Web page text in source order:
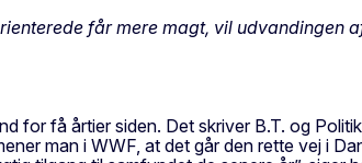
får mere magt, vil udvandingen
for få årtier siden. Det skriver B.T. og
man i WWF, at det går den rette vej i